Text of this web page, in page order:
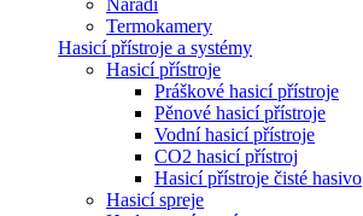
Nářadí
Termokamery
Hasicí přístroje a systémy
Hasicí přístroje
Práškové hasicí přístroje
Pěnové hasicí přístroje
Vodní hasicí přístroje
CO2 hasicí přístroj
Hasicí přístroje čisté hasivo
Hasicí spreje